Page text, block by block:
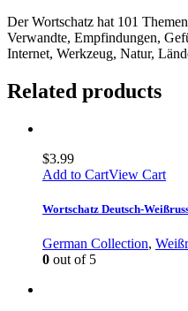
Der Wortschatz hat 101
Verwandte, Empfindungen,
Internet, Werkzeug, Natur,
Related products
$3.99
Add to CartView Cart
Wortschatz Deutsch-
German Collection,
0 out of 5